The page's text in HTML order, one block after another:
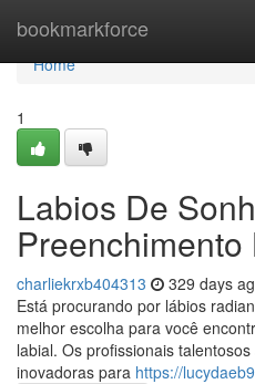
bookmarkforce
Home
Home
1
Labios De
charliekrxb404313 329 days
Está procurando por lábios
melhor escolha para você
labial. Os profissionais
inovadoras para https://